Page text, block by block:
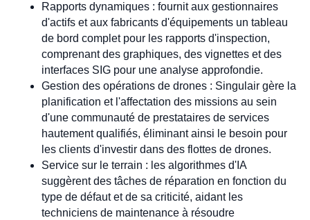
Rapports dynamiques : fournit aux gestionnaires
d'actifs et aux fabricants d'équipements un tableau
de bord complet pour les rapports d'inspection,
comprenant des graphiques, des vignettes et des
interfaces SIG pour une analyse approfondie.
Gestion des opérations de drones : Singulair gère la
planification et l'affectation des missions au sein
d'une communauté de prestataires de services
hautement qualifiés, éliminant ainsi le besoin pour
les clients d'investir dans des flottes de drones.
Service sur le terrain : les algorithmes d'IA
suggèrent des tâches de réparation en fonction du
type de défaut et de sa criticité, aidant les
techniciens de maintenance à résoudre